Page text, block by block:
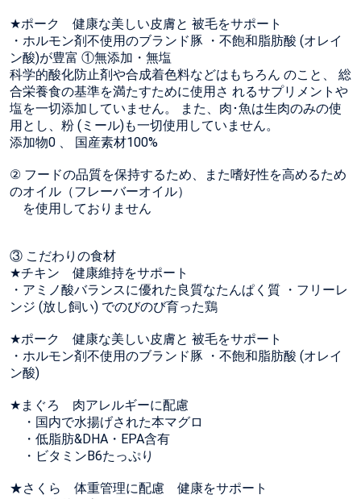
★ポーク 健康な美しい皮膚と 被毛をサポート
・ホルモン剤不使用のブランド豚 ・不飽和脂肪酸 (オレイ
ン酸)が豊富 ①無添加・無塩
科学的酸化防止剤や合成着色料などはもちろん のこと、 総
合栄養食の基準を満たすために使用さ れるサプリメントや
塩を一切添加していません。 また、肉･魚は生肉のみの使
用とし、粉 (ミール)も一切使用していません。
添加物0 、 国産素材100%
② フードの品質を保持するため、また嗜好性を高めるため
のオイル（フレーバーオイル）
を使用しておりません
③ こだわりの食材
★チキン 健康維持をサポート
・アミノ酸バランスに優れた良質なたんぱく質 ・フリーレ
ンジ (放し飼い) でのびのび育った鶏
★ポーク 健康な美しい皮膚と 被毛をサポート
・ホルモン剤不使用のブランド豚 ・不飽和脂肪酸 (オレイ
ン酸)
★まぐろ 肉アレルギーに配慮
・国内で水揚げされた本マグロ
・低脂肪&DHA・EPA含有
・ビタミンB6たっぷり
★さくら 体重管理に配慮 健康をサポート